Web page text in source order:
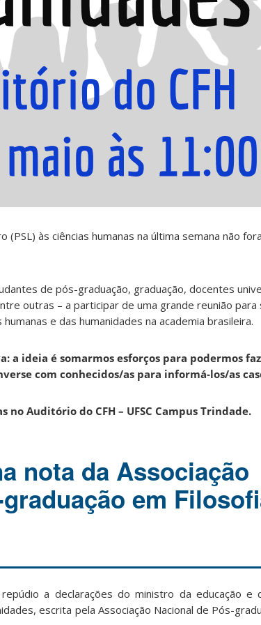
(PSL) às ciências humanas na última semana não
de pós-graduação, graduação, docentes
outras – a participar de uma grande reunião para
e das humanidades na academia brasileira.
a ideia é somarmos esforços para podermos
com conhecidos/as para informá-los/as
no Auditório do CFH – UFSC Campus Trindade.
nota da Associação
em
a declarações do ministro da educação e
escrita pela Associação Nacional de Pós-